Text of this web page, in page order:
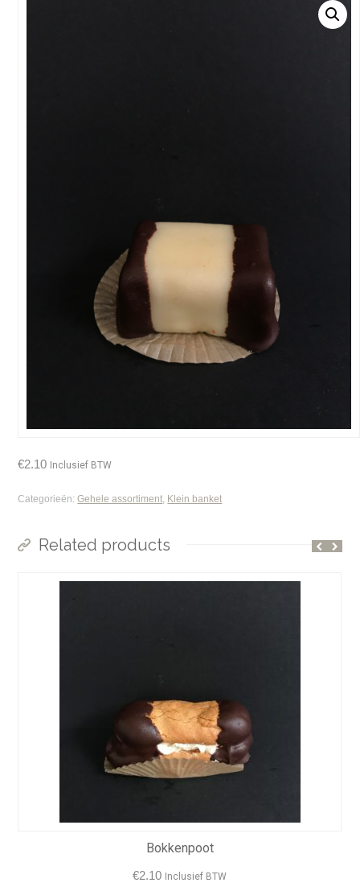
€2.10 Inclusief BTW
Categorieën:Gehele assortiment Klein banket
Related products
Bokkenpoot
€2.10 Inclusief BTW